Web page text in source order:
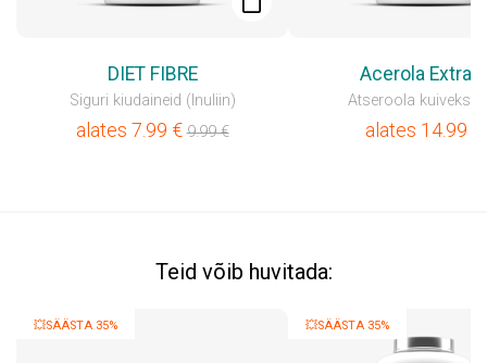
DIET FIBRE
Siguri kiudaineid (Inuliin)
alates 7.99 €9.99€
Acerola
Atseroola
alates 14.99
Teid võib huvitada:
💥SÄÄSTA 35% 💥SÄÄSTA 35%